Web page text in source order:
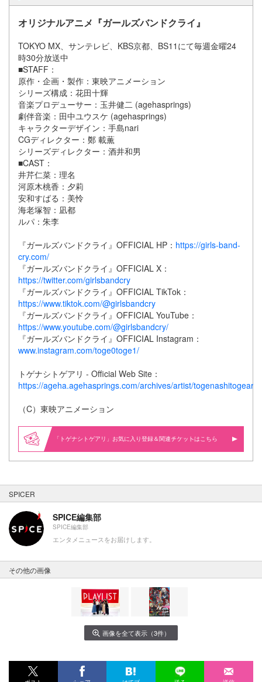
オリジナルアニメ『ガールズバンドクライ』
TOKYO MX、サンテレビ、KBS京都、BS11にて毎週金曜24
時30分放送中
■STAFF：
原作・企画・製作：東映アニメーション
シリーズ構成：花田十輝
音楽プロデューサー：玉井健二 (agehasprings)
劇伴音楽：田中ユウスケ (agehasprings)
キャラクターデザイン：手島nari
CGディレクター：鄭 載薫
シリーズディレクター：酒井和男
■CAST：
井芹仁菜：理名
河原木桃香：夕莉
安和すばる：美怜
海老塚智：凪都
ルパ：朱李
『ガールズバンドクライ』OFFICIAL HP： https://girls-band-
cry.com/
『ガールズバンドクライ』OFFICIAL X：
https://twitter.com/girlsbandcry
『ガールズバンドクライ』OFFICIAL TikTok：
https://www.tiktok.com/@girlsbandcry
『ガールズバンドクライ』OFFICIAL YouTube：
https://www.youtube.com/@girlsbandcry/
『ガールズバンドクライ』OFFICIAL Instagram：
www.instagram.com/toge0toge1/
トゲナシトゲアリ - Official Web Site：
https://ageha.agehasprings.com/archives/artist/togenashitogeari
（C）東映アニメーション
「トゲナシトゲアリ」お気に入り登録＆関連 はこちら
SPICER
SPICE編集部
SPICE編集部
エンタメニュースをお届けします。
その他の画像
画像を全て表示（3件）